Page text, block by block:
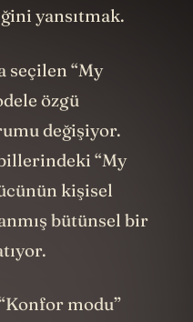
yansıtmak.
seçilen “My
özgü
değişiyor.
“My
kişisel
bütünsel bir
modu”